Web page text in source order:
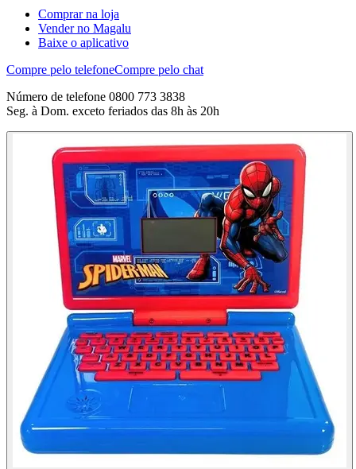
Comprar na loja
Vender no Magalu
Baixe o aplicativo
Compre pelo telefoneCompre pelo chat
Número de telefone 0800 773 3838
Seg. à Dom. exceto feriados das 8h às 20h